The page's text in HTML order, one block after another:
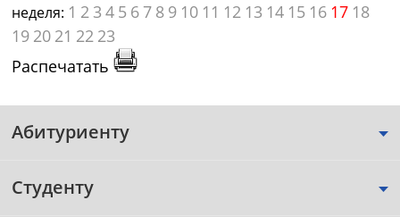
неделя: 1 2 3 4 5 6 7 8 9 10 11 12 13 14 15 16 17 18
19 20 21 22 23
Распечатать
Абитуриенту
Студенту